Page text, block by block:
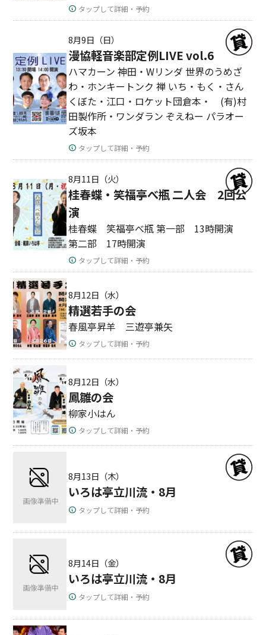
タップして詳細・予約
8月9日（日）
漫協軽音楽部定例LIVE vol.6
ハマカーン 神田・Wリンダ 世界のうめざ
わ・ホンキートンク 禅 いち・もく・さん
くぼた・江口・ロケット団倉本・ (有)村
田製作所・ワンダラン ぞえねー パラオー
ズ坂本
タップして詳細・予約
8月11日（火）
桂春蝶・笑福亭べ瓶 二人会 2回公
演
桂春蝶 笑福亭べ瓶 第一部 13時開演
第二部 17時開演
タップして詳細・予約
8月12日（水）
精選若手の会
春風亭昇羊 三遊亭兼矢
タップして詳細・予約
8月12日（水）
鳳雛の会
柳家小はん
タップして詳細・予約
8月13日（木）
いろは亭立川流・8月
タップして詳細・予約
8月14日（金）
いろは亭立川流・8月
タップして詳細・予約